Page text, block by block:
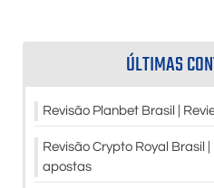
ÚLTIMAS
Revisão Planbet Brasil |
Revisão Crypto Royal Brasil
apostas